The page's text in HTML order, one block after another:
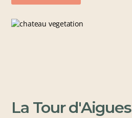
La Tour d'Aigues